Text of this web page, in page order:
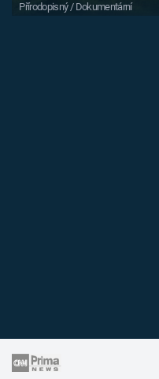
Přírodopisný / Dokumentární